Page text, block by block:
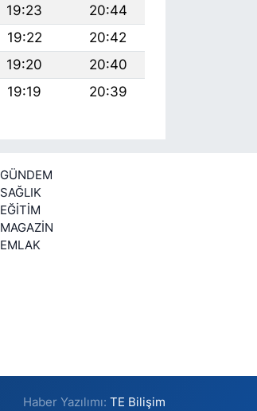
19:23
20:44
19:22
20:42
19:20
20:40
19:19 20:39
GÜNDEM
SAĞLIK
EĞİTİM
MAGAZİN
EMLAK
Haber Yazılımı:TE Bilişim